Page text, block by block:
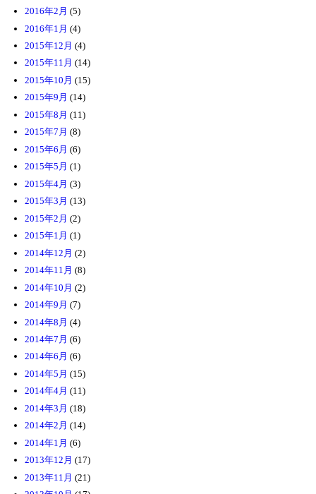
2016年2月 (5)
2016年1月 (4)
2015年12月 (4)
2015年11月 (14)
2015年10月 (15)
2015年9月 (14)
2015年8月 (11)
2015年7月 (8)
2015年6月 (6)
2015年5月 (1)
2015年4月 (3)
2015年3月 (13)
2015年2月 (2)
2015年1月 (1)
2014年12月 (2)
2014年11月 (8)
2014年10月 (2)
2014年9月 (7)
2014年8月 (4)
2014年7月 (6)
2014年6月 (6)
2014年5月 (15)
2014年4月 (11)
2014年3月 (18)
2014年2月 (14)
2014年1月 (6)
2013年12月 (17)
2013年11月 (21)